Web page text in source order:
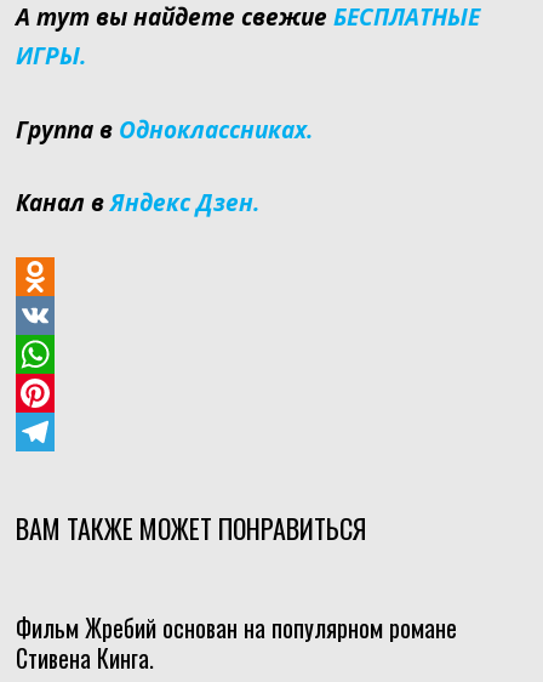
А тут вы найдете свежие БЕСПЛАТНЫЕ
ИГРЫ.
Группа в Одноклассниках.
Канал вЯндекс Дзен.
O
d
n
o
a
s
n
V
K
W
h
s
p
p
P
t
r
e
l
g
r
ВАМ ТАКЖЕ МОЖЕТ ПОНРАВИТЬСЯ
Фильм Жребий основан на популярном романе
Стивена Кинга.